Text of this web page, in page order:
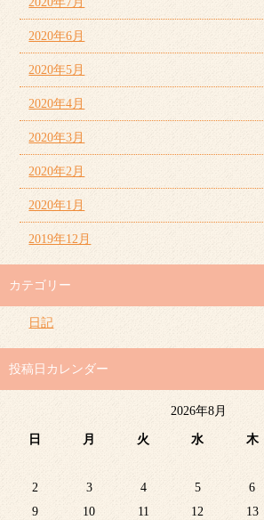
2020年6月
2020年5月
2020年4月
2020年3月
2020年2月
2020年1月
2019年12月
カテゴリー
日記
投稿日カレンダー
2026年8月
日 月 火 水 木
2
3 4 5 6
9
10 11 12 13